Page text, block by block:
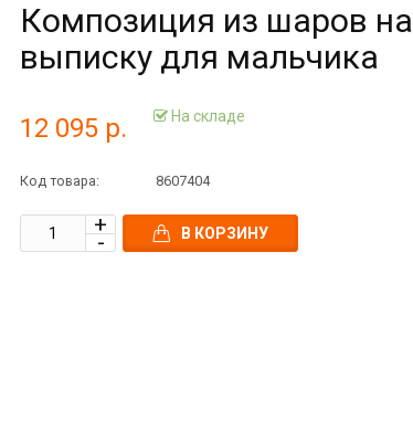
Композиция из шаров на
выписку для мальчика
12 095 р. На складе
Код товара: 8607404
В КОРЗИНУ